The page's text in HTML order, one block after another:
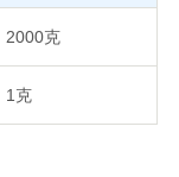
2000克
1克